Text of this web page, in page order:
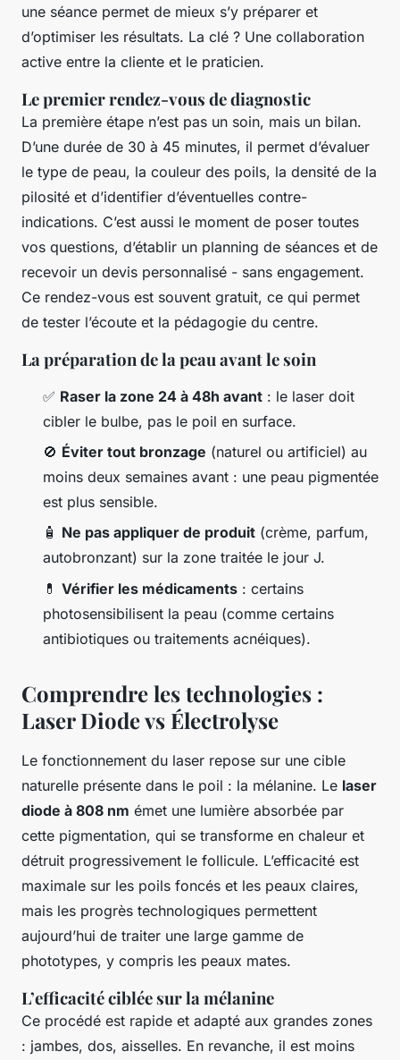
une séance permet de mieux s’y préparer et
d’optimiser les résultats. La clé ? Une collaboration
active entre la cliente et le praticien.
Le premier rendez-vous de diagnostic
La première étape n’est pas un soin, mais un bilan.
D’une durée de 30 à 45 minutes, il permet d’évaluer
le type de peau, la couleur des poils, la densité de la
pilosité et d’identifier d’éventuelles contre-
indications. C’est aussi le moment de poser toutes
vos questions, d’établir un planning de séances et de
recevoir un devis personnalisé - sans engagement.
Ce rendez-vous est souvent gratuit, ce qui permet
de tester l’écoute et la pédagogie du centre.
La préparation de la peau avant le soin
✅ Raser la zone 24 à 48h avant : le laser doit
cibler le bulbe, pas le poil en surface.
🚫 Éviter tout bronzage (naturel ou artificiel) au
moins deux semaines avant : une peau pigmentée
est plus sensible.
🧴 Ne pas appliquer de produit (crème, parfum,
autobronzant) sur la zone traitée le jour J.
💊 Vérifier les médicaments : certains
photosensibilisent la peau (comme certains
antibiotiques ou traitements acnéiques).
Comprendre les technologies :
Laser Diode vs Électrolyse
Le fonctionnement du laser repose sur une cible
naturelle présente dans le poil : la mélanine. Le laser
diode à 808 nm émet une lumière absorbée par
cette pigmentation, qui se transforme en chaleur et
détruit progressivement le follicule. L’efficacité est
maximale sur les poils foncés et les peaux claires,
mais les progrès technologiques permettent
aujourd’hui de traiter une large gamme de
phototypes, y compris les peaux mates.
L’efficacité ciblée sur la mélanine
Ce procédé est rapide et adapté aux grandes zones
: jambes, dos, aisselles. En revanche, il est moins